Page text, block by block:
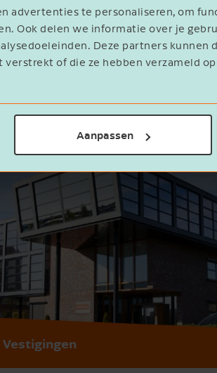
advertenties te personaliseren, om
Ook delen we informatie over je
Deze partners kunnen
of die ze hebben verzameld
Aanpassen
Vestigingen